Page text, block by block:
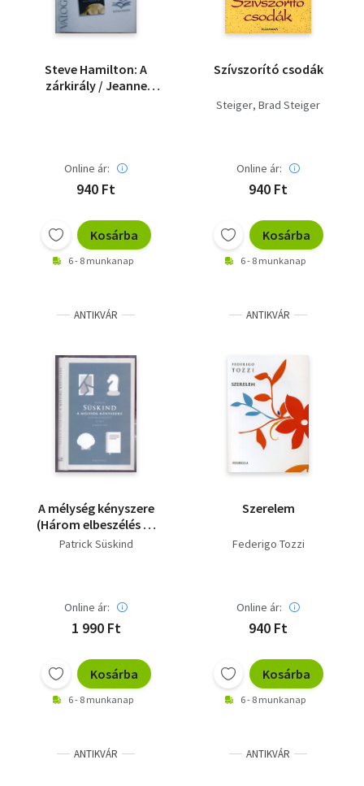
Steve Hamilton: A
zárkirály / Jeanne
művészete
Online ár:
940 Ft
Kosárba
6 - 8 munkanap
Szívszorító csodák
Steiger Brad Steiger
Online ár:
940 Ft
Kosárba
6 - 8 munkanap
ANTIKVÁR
A mélység kényszere
(Három elbeszélés és
egy elmélkedés)
Patrick Süskind
Online ár:
1 990 Ft
Kosárba
6 - 8 munkanap
ANTIKVÁR
Szerelem
Federigo Tozzi
Online ár:
940 Ft
Kosárba
6 - 8 munkanap
ANTIKVÁR ANTIKVÁR